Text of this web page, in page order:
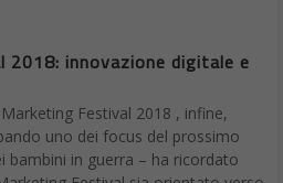
2018: innovazione digitale e
Festival 2018 , infine,
uno dei focus del prossimo
bambini in guerra – ha ricordato